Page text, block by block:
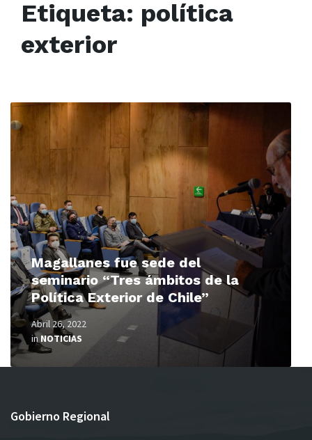
Etiqueta: política
exterior
Magallanes fue sede del
seminario “Tres ámbitos de la
Política Exterior de Chile”
Abril 26, 2022
in NOTICIAS
Read
More
Gobierno Regional